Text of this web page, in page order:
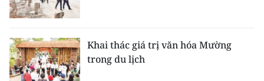
Khai thác giá trị văn hóa Mường
trong du lịch